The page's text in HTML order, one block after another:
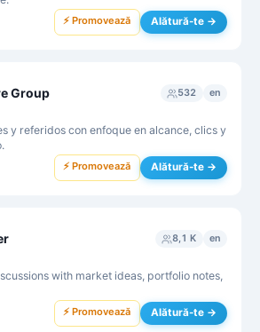
⚡ Promovează Alătură-te →
Group 532 en
y referidos con enfoque en alcance, clics y
⚡ Promovează Alătură-te →
8,1 K en
with market ideas, portfolio notes,
⚡ Promovează Alătură-te →